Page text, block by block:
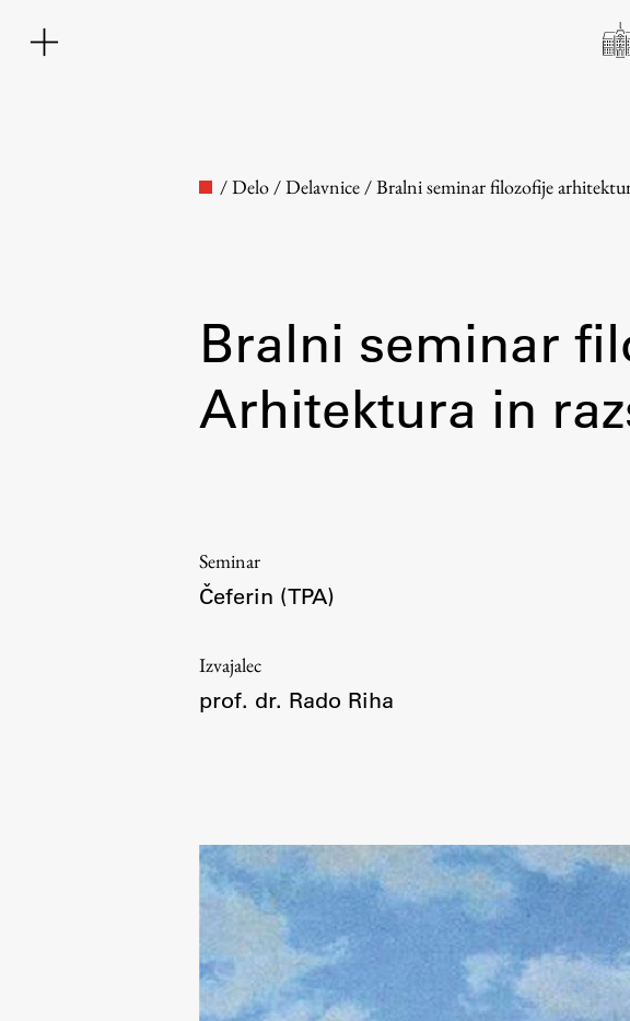
About the Faculty
International Cooperation
Membership in Organizations
Study
/Delo /Delavnice /Bralni seminar filozofije
Bralni seminar
Arhitektura in
Seminar
Čeferin (TPA)
Izvajalec
prof. dr. Rado Riha